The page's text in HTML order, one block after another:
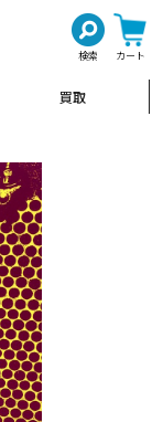
検索 カート
買取